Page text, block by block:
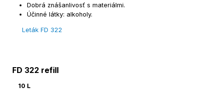
Dobrá znášanlivosť s materiálmi.
Účinné látky: alkoholy.
Leták FD 322
FD 322 refill
10 L